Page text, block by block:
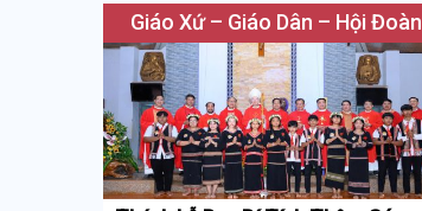
Giáo Xứ – Giáo Dân – Hội Đoàn